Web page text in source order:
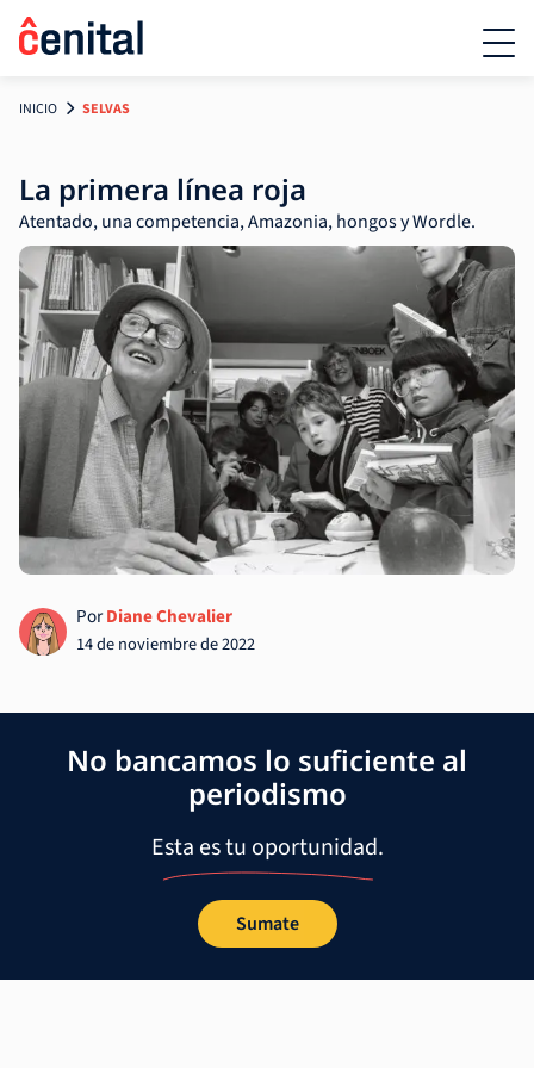
INICIO SELVAS
La primera línea roja
Atentado, una competencia, Amazonia, hongos y Wordle.
PorDiane Chevalier
14 de noviembre de 2022
No bancamos lo suficiente al
periodismo
Esta es tu oportunidad.
Sumate